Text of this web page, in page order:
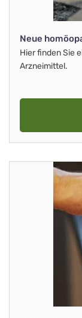
Neue
Hier finden Sie
Arzneimittel.